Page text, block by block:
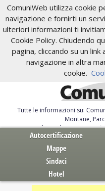
ComuniWeb utilizza cookie
navigazione e fornirti un
ulteriori informazioni ti
Cookie Policy. Chiudendo
pagina, cliccando su un
navigazione in altra
cookie.
Tutte le informazioni su:
Montane,
Servizi al Cittadino.
Autocertificazione
Mappe
Sindaci
Hotel